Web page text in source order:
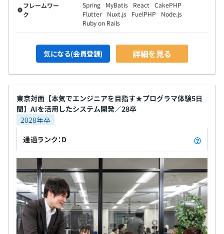
フレームワー
ク
Spring MyBatis React
CakePHP
Flutter
Nuxt.js FuelPHP
Node.js
Ruby on Rails
気になる(会員登録) 詳細を見る
東京対面【本気でエンジニアを目指す★プログラマ体験5日
間】AIを活用したシステム開発／28卒
2028年卒
通過ランク：D